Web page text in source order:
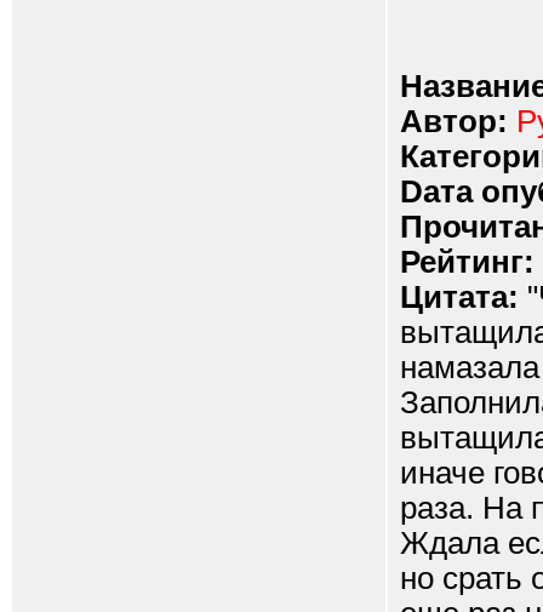
Автор:
Dата
Рейтинг:
Цитата:
иначе
раза. На
Ждала
но срать